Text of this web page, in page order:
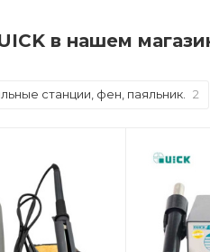
в нашем
станции, фен, паяльник. 2